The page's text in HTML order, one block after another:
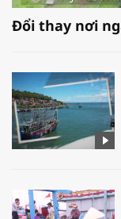
Đổi thay nơi